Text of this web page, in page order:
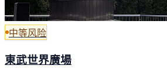
中等风险
東武世界廣場